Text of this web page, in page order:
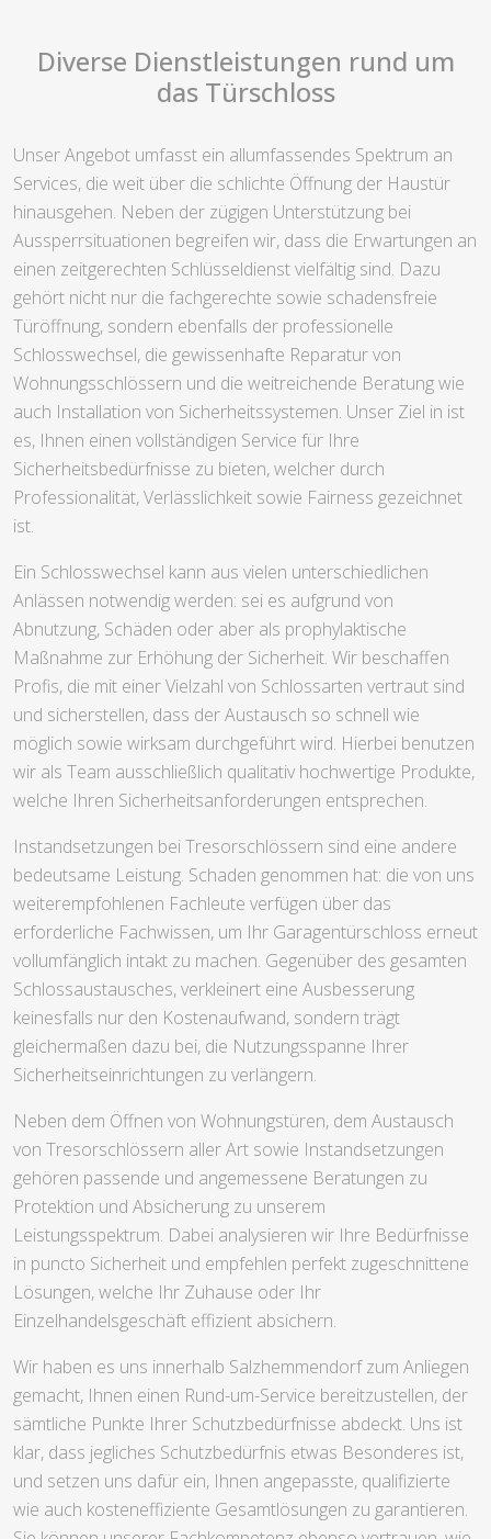
Diverse Dienstleistungen rund um
das Türschloss
Unser Angebot umfasst ein allumfassendes Spektrum an
Services, die weit über die schlichte Öffnung der Haustür
hinausgehen. Neben der zügigen Unterstützung bei
Aussperrsituationen begreifen wir, dass die Erwartungen an
einen zeitgerechten Schlüsseldienst vielfältig sind. Dazu
gehört nicht nur die fachgerechte sowie schadensfreie
Türöffnung, sondern ebenfalls der professionelle
Schlosswechsel, die gewissenhafte Reparatur von
Wohnungsschlössern und die weitreichende Beratung wie
auch Installation von Sicherheitssystemen. Unser Ziel in ist
es, Ihnen einen vollständigen Service für Ihre
Sicherheitsbedürfnisse zu bieten, welcher durch
Professionalität, Verlässlichkeit sowie Fairness gezeichnet
ist.
Ein Schlosswechsel kann aus vielen unterschiedlichen
Anlässen notwendig werden: sei es aufgrund von
Abnutzung, Schäden oder aber als prophylaktische
Maßnahme zur Erhöhung der Sicherheit. Wir beschaffen
Profis, die mit einer Vielzahl von Schlossarten vertraut sind
und sicherstellen, dass der Austausch so schnell wie
möglich sowie wirksam durchgeführt wird. Hierbei benutzen
wir als Team ausschließlich qualitativ hochwertige Produkte,
welche Ihren Sicherheitsanforderungen entsprechen.
Instandsetzungen bei Tresorschlössern sind eine andere
bedeutsame Leistung. Schaden genommen hat: die von uns
weiterempfohlenen Fachleute verfügen über das
erforderliche Fachwissen, um Ihr Garagentürschloss erneut
vollumfänglich intakt zu machen. Gegenüber des gesamten
Schlossaustausches, verkleinert eine Ausbesserung
keinesfalls nur den Kostenaufwand, sondern trägt
gleichermaßen dazu bei, die Nutzungsspanne Ihrer
Sicherheitseinrichtungen zu verlängern.
Neben dem Öffnen von Wohnungstüren, dem Austausch
von Tresorschlössern aller Art sowie Instandsetzungen
gehören passende und angemessene Beratungen zu
Protektion und Absicherung zu unserem
Leistungsspektrum. Dabei analysieren wir Ihre Bedürfnisse
in puncto Sicherheit und empfehlen perfekt zugeschnittene
Lösungen, welche Ihr Zuhause oder Ihr
Einzelhandelsgeschäft effizient absichern.
Wir haben es uns innerhalb Salzhemmendorf zum Anliegen
gemacht, Ihnen einen Rund-um-Service bereitzustellen, der
sämtliche Punkte Ihrer Schutzbedürfnisse abdeckt. Uns ist
klar, dass jegliches Schutzbedürfnis etwas Besonderes ist,
und setzen uns dafür ein, Ihnen angepasste, qualifizierte
wie auch kosteneffiziente Gesamtlösungen zu garantieren.